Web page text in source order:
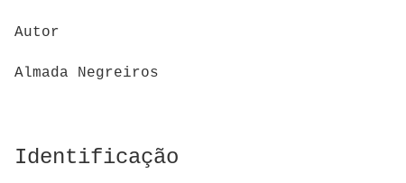
Autor
Almada Negreiros
Identificação